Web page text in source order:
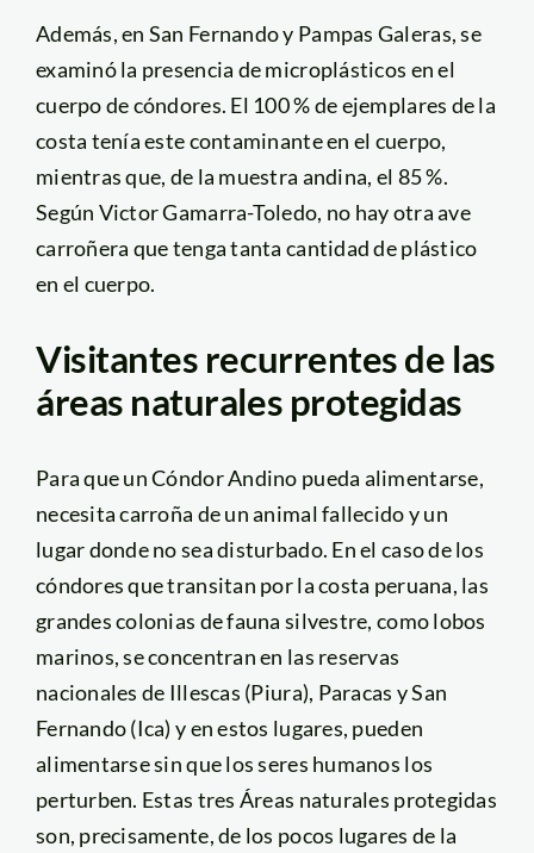
Además, en San Fernando y Pampas Galeras, se
examinó la presencia de microplásticos en el
cuerpo de cóndores. El 100 % de ejemplares de la
costa tenía este contaminante en el cuerpo,
mientras que, de la muestra andina, el 85 %.
Según Victor Gamarra-Toledo, no hay otra ave
carroñera que tenga tanta cantidad de plástico
en el cuerpo.
Visitantes recurrentes de las
áreas naturales protegidas
Para que un Cóndor Andino pueda alimentarse,
necesita carroña de un animal fallecido y un
lugar donde no sea disturbado. En el caso de los
cóndores que transitan por la costa peruana, las
grandes colonias de fauna silvestre, como lobos
marinos, se concentran en las reservas
nacionales de Illescas (Piura), Paracas y San
Fernando (Ica) y en estos lugares, pueden
alimentarse sin que los seres humanos los
perturben. Estas tres Áreas naturales protegidas
son, precisamente, de los pocos lugares de la